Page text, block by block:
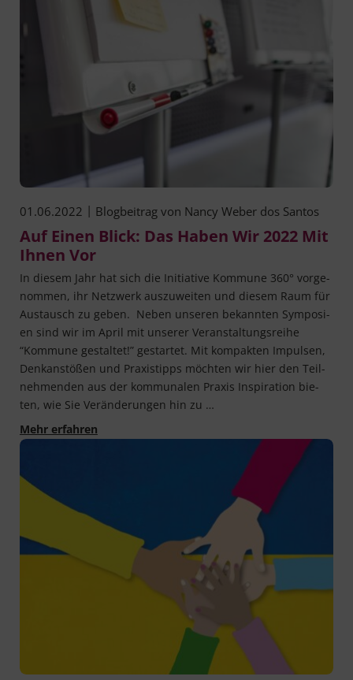
01.06.2022 | Blogbeitrag von Nancy Weber dos Santos
Auf Einen Blick: Das Haben Wir 2022 Mit
Ihnen Vor
In die­sem Jahr hat sich die Initia­ti­ve Kom­mu­ne 360° vor­ge­
nom­men, ihr Netz­werk aus­zu­wei­ten und die­sem Raum für
Aus­tausch zu geben. Neben unse­ren bekann­ten Sym­po­si­
en sind wir im April mit unse­rer Ver­an­stal­tungs­rei­he
“Kom­mu­ne gestal­tet!” gestar­tet. Mit kom­pak­ten Impul­sen,
Denk­an­stö­ßen und Pra­xis­tipps möch­ten wir hier den Teil­
neh­men­den aus der kom­mu­na­len Pra­xis Inspi­ra­ti­on bie­
ten, wie Sie Ver­än­de­run­gen hin zu …
Mehr erfahrenAuf einen Blick: Das haben wir 2022 mit Ihnen